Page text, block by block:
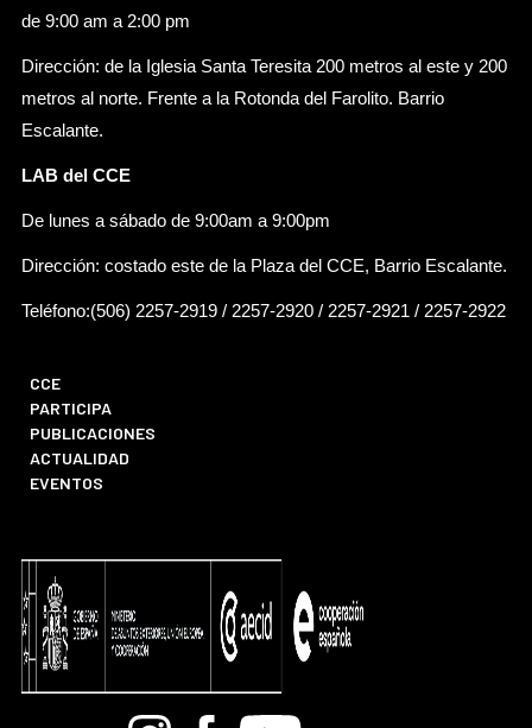
de 9:00 am a 2:00 pm
Dirección: de la Iglesia Santa Teresita 200 metros al este y 200
metros al norte. Frente a la Rotonda del Farolito. Barrio
Escalante.
LAB del CCE
De lunes a sábado de 9:00am a 9:00pm
Dirección: costado este de la Plaza del CCE, Barrio Escalante.
Teléfono:(506) 2257-2919 / 2257-2920 / 2257-2921 / 2257-2922
CCE
PARTICIPA
PUBLICACIONES
ACTUALIDAD
EVENTOS